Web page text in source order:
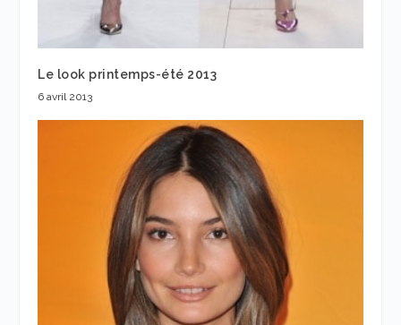
Le look printemps-été 2013
6 avril 2013